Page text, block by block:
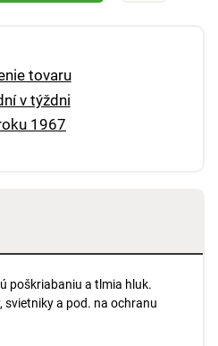
tovaru
v týždni
1967
poškriabaniu a tlmia hluk.
svietniky a pod. na ochranu